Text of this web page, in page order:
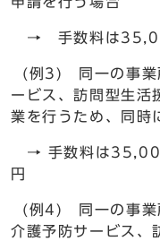
→ 手数料は
(例3) 同一の事業
ービス、訪問型生活
業を行うため、同時
→ 手数料は
円
(例4) 同一の事業
介護予防サービス、